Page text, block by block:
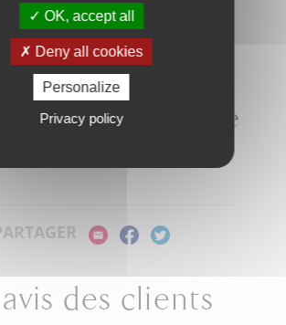
qu’il faut savoir
histoiredu caviste
des clients
OK, accept all
Deny all cookies
Personalize
Privacy policy